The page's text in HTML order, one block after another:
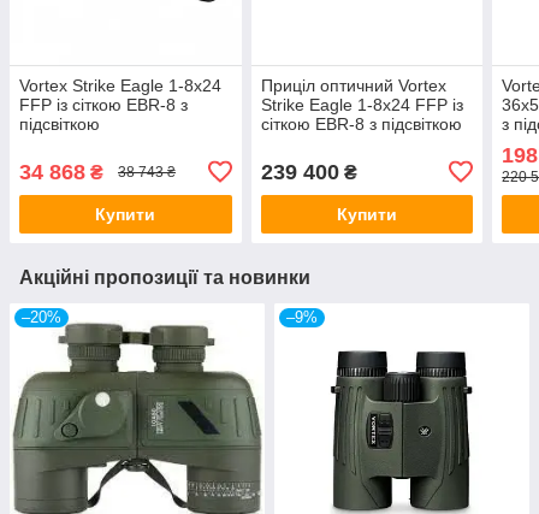
Vortex Strike Eagle 1-8x24
FFP із сіткою EBR-8 з
підсвіткою
34 868 ₴ 38 743 ₴
Купити
Приціл оптичний Vortex
Strike Eagle 1-8x24 FFP із
сіткою EBR-8 з підсвіткою
239 400₴
Купити
з
220
Акційні пропозиції та новинки
–20% –9%